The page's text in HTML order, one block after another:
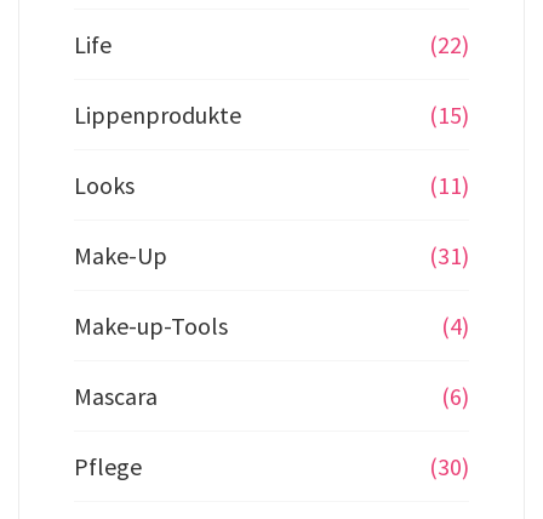
Life (22)
Lippenprodukte (15)
Looks (11)
Make-Up (31)
Make-up-Tools (4)
Mascara (6)
Pflege (30)